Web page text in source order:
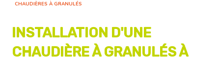
CHAUDIÈRES À GRANULÉS
INSTALLATION D'UNE
CHAUDIÈRE À GRANULÉS À